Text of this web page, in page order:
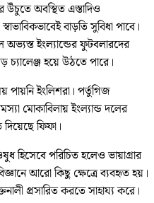
উঁচুতে অবস্থিত এস্তাদিও
বাড়তি সুবিধা পাবে।
ইংল্যান্ডের ফুটবলারদের
চ্যালেঞ্জ হয়ে উঠতে পারে।
পায়নি ইংলিশরা। পর্তুগিজ
মোকাবিলায় ইংল্যান্ড দলের
ফিফা।
হিসেবে পরিচিত হলেও ভায়াগ্রার
আরো কিছু ক্ষেত্রে ব্যবহৃত হয়।
প্রসারিত করতে সাহায্য করে।